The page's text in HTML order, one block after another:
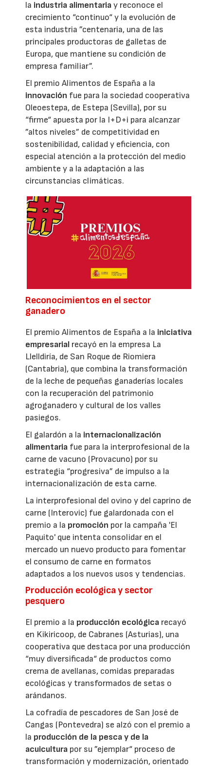
la industria alimentariay reconoce el
crecimiento “continuo“ y la evolución de
esta industria ”centenaria, una de las
principales productoras de galletas de
Europa, que mantiene su condición de
empresa familiar”.
El premio Alimentos de España a la
innovación fue para la sociedad cooperativa
Oleoestepa, de Estepa (Sevilla), por su
“firme“ apuesta por la I+D+i para alcanzar
”altos niveles” de competitividad en
sostenibilidad, calidad y eficiencia, con
especial atención a la protección del medio
ambiente y a la adaptación a las
circunstancias climáticas.
Reconocimientos en el sector
ganadero
El premio Alimentos de España a la iniciativa
empresarial recayó en la empresa La
Llelldiría, de San Roque de Riomiera
(Cantabria), que combina la transformación
de la leche de pequeñas ganaderías locales
con la recuperación del patrimonio
agroganadero y cultural de los valles
pasiegos.
El galardón a la internacionalización
alimentaria fue para la interprofesional de la
carne de vacuno (Provacuno) por su
estrategia “progresiva” de impulso a la
internacionalización de esta carne.
La interprofesional del ovino y del caprino de
carne (Interovic) fue galardonada con el
premio a la promoción por la campaña 'El
Paquito' que intenta consolidar en el
mercado un nuevo producto para fomentar
el consumo de carne en formatos
adaptados a los nuevos usos y tendencias.
Producción ecológica y sector
pesquero
El premio a la producción ecológica recayó
en Kikiricoop, de Cabranes (Asturias), una
cooperativa que destaca por una producción
“muy diversificada“ de productos como
crema de avellanas, comidas preparadas
ecológicas y transformados de setas o
arándanos.
La cofradía de pescadores de San José de
Cangas (Pontevedra) se alzó con el premio a
la producción de la pesca y de la
acuicultura por su ”ejemplar“ proceso de
transformación y modernización, orientado